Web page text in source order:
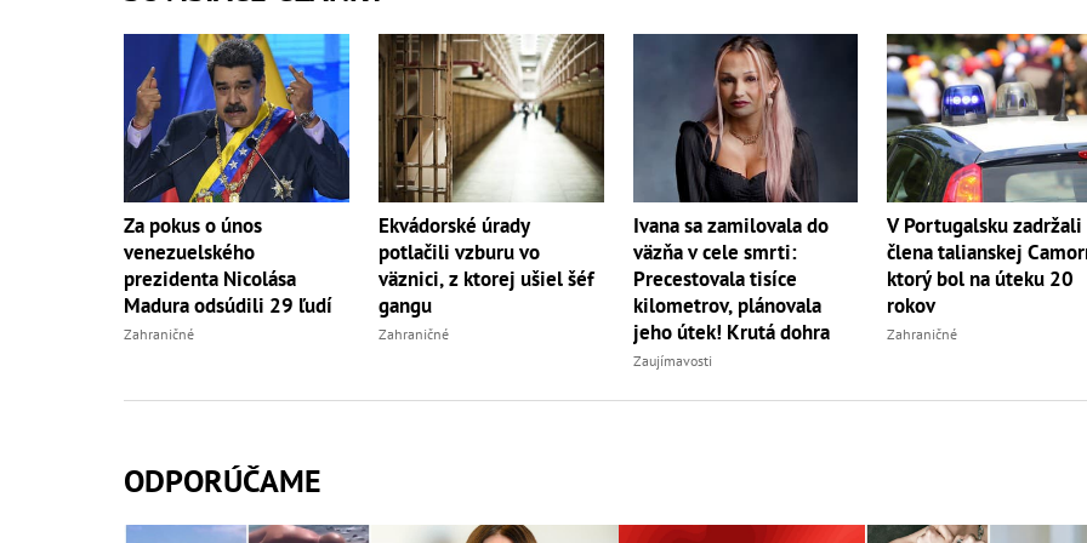
Za pokus o únos
venezuelského
prezidenta Nicolása
Madura odsúdili 29 ľudí
Zahraničné
Ekvádorské úrady
potlačili vzburu vo
väznici, z ktorej ušiel šéf
gangu
Zahraničné
Ivana sa zamilovala do
väzňa v cele smrti:
Precestovala tisíce
kilometrov, plánovala
jeho útek! Krutá dohra
Zaujímavosti
V Portugalsku zadržali
člena talianskej
ktorý bol na úteku 20
rokov
Zahraničné
ODPORÚČAME